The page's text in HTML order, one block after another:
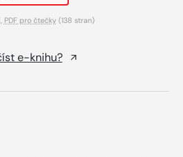
PDF pro čtečky(138 stran)
e-knihu?